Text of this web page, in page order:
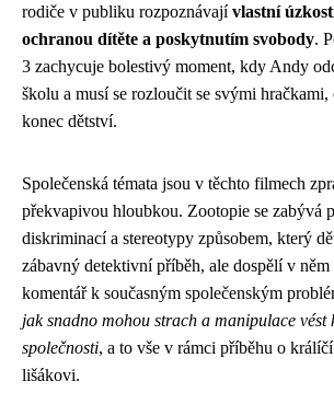
rodiče v publiku rozpoznávajívlastní
ochranou dítěte a poskytnutím svobody.
3 zachycuje bolestivý moment, kdy Andy
školu a musí se rozloučit se svými
konec dětství.
Společenská témata jsou v těchto filmech
překvapivou hloubkou. Zootopie se zabývá
diskriminací a stereotypy způsobem, který
zábavný detektivní příběh, ale dospělí v
komentář k současným společenským
jak snadno mohou strach a manipulace vést
společnosti, a to vše v rámci příběhu o
lišákovi.